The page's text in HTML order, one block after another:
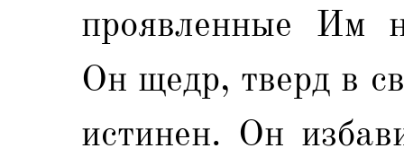
проявленные Им
Он щедр, тверд в
истинен. Он